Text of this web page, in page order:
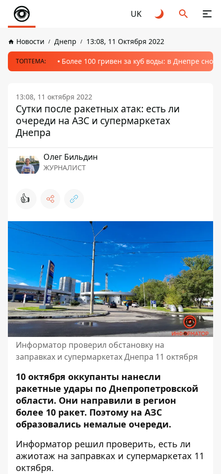
UK
Новости Днепр 13:08, 11 Октября 2022
ТОПТЕМА: Более 100 гривен за куб воды: в Днепре
13:08, 11 октября 2022
Сутки после ракетных атак: есть ли
очереди на АЗС и супермаркетах
Днепра
Олег Бильдин
ЖУРНАЛИСТ
👍
Информатор проверил обстановку на
заправках и супермаркетах Днепра 11 октября
10 октября оккупанты нанесли
ракетные удары по Днепропетровской
области. Они направили в регион
более 10 ракет. Поэтому на АЗС
образовались немалые очереди.
Информатор решил проверить, есть ли
ажиотаж на заправках и супермаркетах 11
октября.